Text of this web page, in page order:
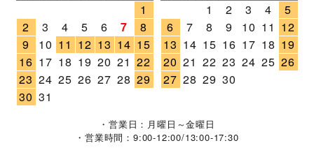
1
2
3 4 5 6 7
8
9
10 11 12 13 14 15
16 17 18 19 20 21 22
23 24 25 26 27 28 29
30 31
1
2 3 4
5
6
7 8 9 10 11 12
13 14 15 16 17 18 19
20 21 22 23 24 25 26
27 28 29 30
・営業日：月曜日～金曜日
・営業時間：9:00-12:00/13:00-17:30